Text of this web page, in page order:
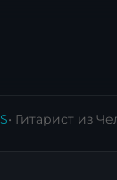
• Гитарист из